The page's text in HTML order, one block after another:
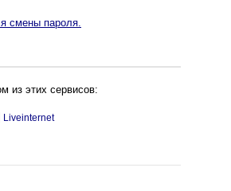
смены пароля.
из этих сервисов:
Liveinternet